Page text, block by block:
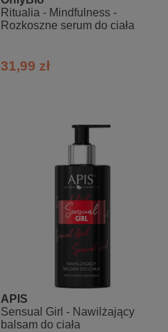
Ritualia - Mindfulness -
Rozkoszne serum do ciała
31,99 zł
APIS
Sensual Girl - Nawilżający
balsam do ciała